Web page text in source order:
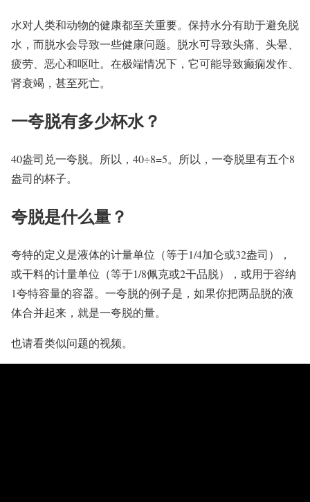
水对人类和动物的健康都至关重要。保持水分有助于避免脱
水，而脱水会导致一些健康问题。脱水可导致头痛、头晕、
疲劳、恶心和呕吐。在极端情况下，它可能导致癫痫发作、
肾衰竭，甚至死亡。
一夸脱有多少杯水？
40盎司兑一夸脱。所以，40÷8=5。所以，一夸脱里有五个8
盎司的杯子。
夸脱是什么量？
夸特的定义是液体的计量单位（等于1/4加仑或32盎司），
或干料的计量单位（等于1/8佩克或2干品脱），或用于容纳
1夸特容量的容器。一夸脱的例子是，如果你把两品脱的液
体合并起来，就是一夸脱的量。
也请看类似问题的视频。